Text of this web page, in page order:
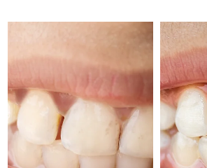
黎巴嫩
立陶宛
卢森堡
中国澳门特别行政区
马来西亚